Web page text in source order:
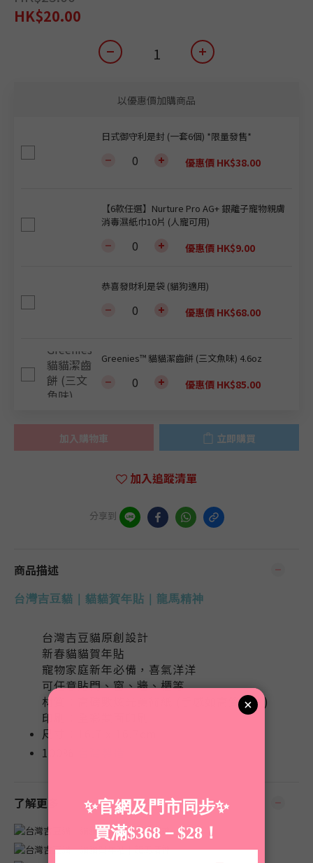
HK$20.00
以優惠價加購商品
日式御守利是封 (一套6個) *限量發售*
優惠價 HK$38.00
【6款任選】Nurture Pro AG+ 銀離子寵物親膚
消毒濕紙巾10片 (人寵可用)
優惠價 HK$9.00
恭喜發財利是袋 (貓狗適用)
優惠價 HK$68.00
Greenies™ 貓貓潔齒餅 (三文魚味) 4.6oz
優惠價 HK$85.00
加入購物車 立即購買
加入追蹤清單
分享到
商品描述
台灣吉豆貓｜貓貓賀年貼｜龍馬精神
台灣吉豆貓原創設計
新春貓貓賀年貼
寵物家庭新年必備，喜氣洋洋
可任意貼門、窗、牆、櫃等
材質：高磅數炫光美術紙 (手感如高質卡片)
印刷：全彩雙面印刷
尺寸：16.7 x 16.7cm
100%
了解更多